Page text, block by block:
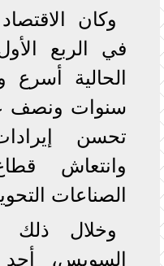
وكان
في الربع
الحالية أسرع
تحسن
وانتعاش
الصناعات
وخلال ذلك
السويس، أحد